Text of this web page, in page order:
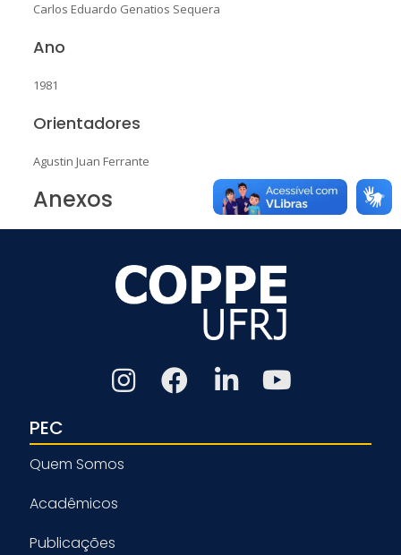
Carlos Eduardo Genatios Sequera
Ano
1981
Orientadores
Agustin Juan Ferrante
Anexos
PEC
Quem Somos
Acadêmicos
Publicações